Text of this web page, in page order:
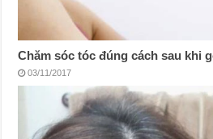
Chăm sóc tóc đúng cách sau khi
03/11/2017